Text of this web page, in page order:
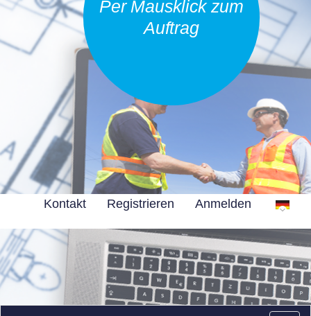
Per Mausklick zum
Auftrag
Kontakt Registrieren Anmelden